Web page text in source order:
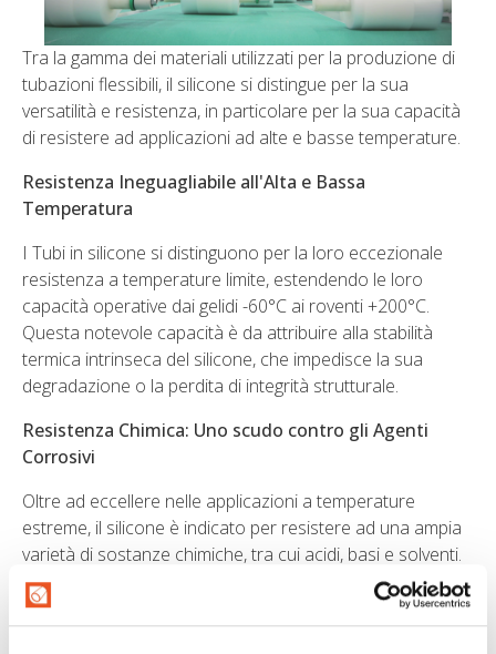
Tra la gamma dei materiali utilizzati per la produzione di
tubazioni flessibili, il silicone si distingue per la sua
versatilità e resistenza, in particolare per la sua capacità
di resistere ad applicazioni ad alte e basse temperature.
Resistenza Ineguagliabile all'Alta e Bassa
Temperatura
I Tubi in silicone si distinguono per la loro eccezionale
resistenza a temperature limite, estendendo le loro
capacità operative dai gelidi -60°C ai roventi +200°C.
Questa notevole capacità è da attribuire alla stabilità
termica intrinseca del silicone, che impedisce la sua
degradazione o la perdita di integrità strutturale.
Resistenza Chimica: Uno scudo contro gli Agenti
Corrosivi
Oltre ad eccellere nelle applicazioni a temperature
estreme, il silicone è indicato per resistere ad una ampia
varietà di sostanze chimiche, tra cui acidi, basi e solventi.
La sua inerzia chimica rende i tubi in silicone una valida
alternativa in applicazioni dove sono convogliate
sostanze chimiche di vario tipo.